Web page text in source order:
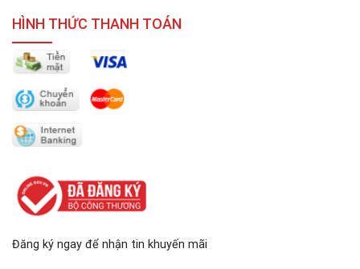
HÌNH THỨC THANH TOÁN
Đăng ký ngay để nhận tin khuyến mãi